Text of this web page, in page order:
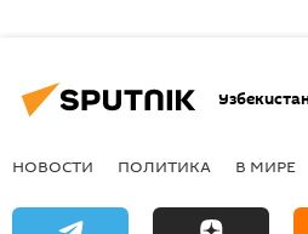
НОВОСТИ ПОЛИТИКА В МИРЕ